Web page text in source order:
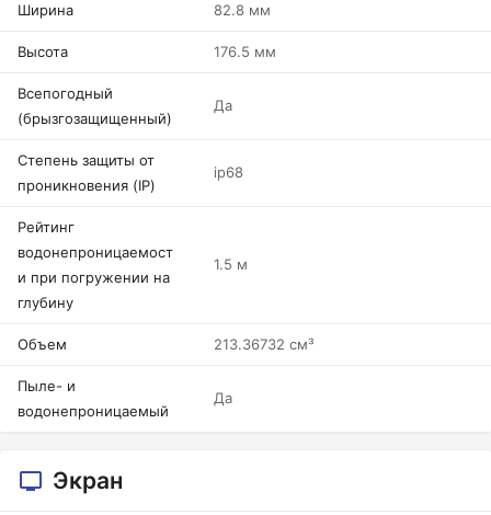
Ширина 82.8 мм
Высота 176.5 мм
Всепогодный
(брызгозащищенный)
Да
Степень защиты от
проникновения (IP)
ip68
Рейтинг
водонепроницаемост
и при погружении на
глубину
1.5 м
Объем 213.36732 см³
Пыле- и
водонепроницаемый
Да
Экран